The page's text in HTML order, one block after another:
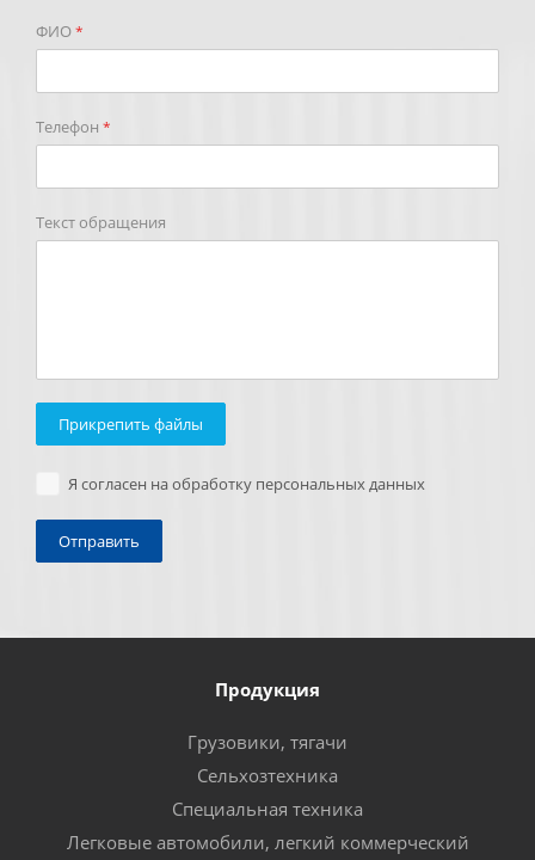
ФИО*
Телефон *
Текст обращения
Прикрепить файлы
Я согласен на обработку персональных данных
Продукция
Грузовики, тягачи
Сельхозтехника
Специальная техника
Легковые автомобили, легкий коммерческий